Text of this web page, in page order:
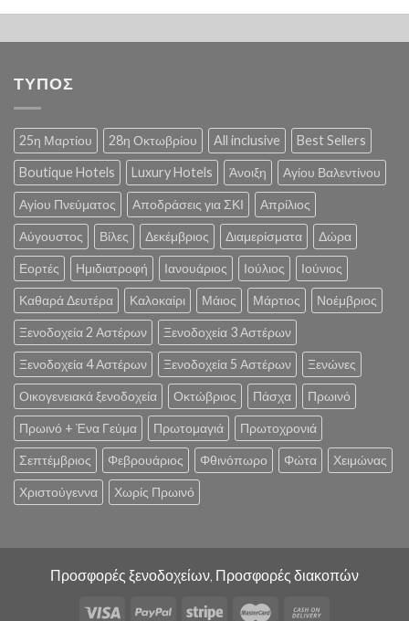
ΤΥΠΟΣ
25η Μαρτίου 28η Οκτωβρίου All inclusive Best Sellers
Boutique Hotels Luxury Hotels Άνοιξη Αγίου Βαλεντίνου
Αγίου Πνεύματος Αποδράσεις για ΣΚΙ Απρίλιος
Αύγουστος Βίλες Δεκέμβριος Διαμερίσματα Δώρα
Εορτές Ημιδιατροφή Ιανουάριος Ιούλιος Ιούνιος
Καθαρά Δευτέρα Καλοκαίρι Μάιος Μάρτιος Νοέμβριος
Ξενοδοχεία 2 Αστέρων Ξενοδοχεία 3 Αστέρων
Ξενοδοχεία 4 Αστέρων Ξενοδοχεία 5 Αστέρων Ξενώνες
Οικογενειακά ξενοδοχεία Οκτώβριος Πάσχα Πρωινό
Πρωινό + Ένα Γεύμα Πρωτομαγιά Πρωτοχρονιά
Σεπτέμβριος Φεβρουάριος Φθινόπωρο Φώτα Χειμώνας
Χριστούγεννα Χωρίς Πρωινό
Προσφορές ξενοδοχείων, Προσφορές διακοπών